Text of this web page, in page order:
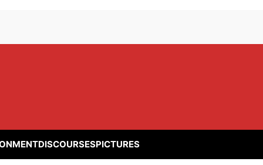
DISCOURSESPICTURES